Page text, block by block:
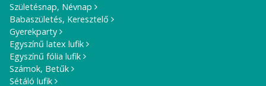
Születésnap, Névnap
Babaszületés, Keresztelő
Gyerekparty
Egyszínű latex lufik
Egyszínű fólia lufik
Számok, Betűk
Sétáló lufik